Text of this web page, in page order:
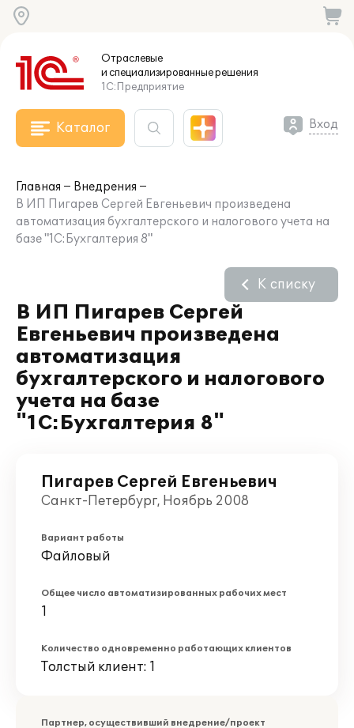
Отраслевые
и специализированныерешения
1С:Предприятие
Каталог Вход
Главная
Внедрения
В ИП Пигарев Сергей Евгеньевич произведена
автоматизация бухгалтерского и налогового учета на
базе "1С:Бухгалтерия 8"
В ИП Пигарев Сергей
Евгеньевич произведена
автоматизация
бухгалтерского и налогового
учета на базе
"1С:Бухгалтерия 8"
К списку
Пигарев Сергей Евгеньевич
Санкт-Петербург, Ноябрь 2008
Вариант работы
Файловый
Общее число автоматизированных рабочих мест
1
Количество одновременно работающих клиентов
Толстый клиент: 1
Партнер, осуществивший внедрение/проект